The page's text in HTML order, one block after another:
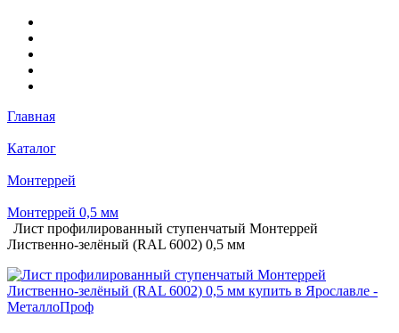
Главная
Каталог
Монтеррей
Монтеррей 0,5 мм
Лист профилированный ступенчатый Монтеррей
Лиственно-зелёный (RAL 6002) 0,5 мм